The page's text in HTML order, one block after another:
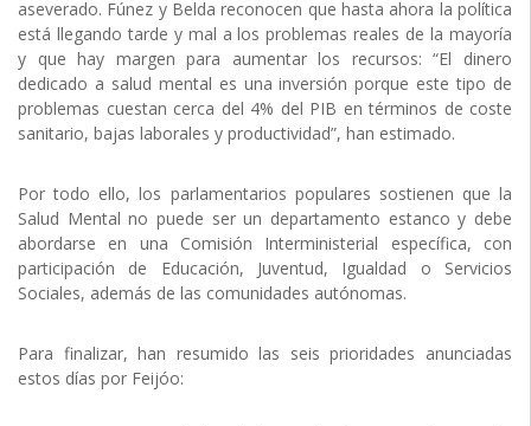
aseverado. Fúnez y Belda reconocen que hasta ahora la política
está llegando tarde y mal a los problemas reales de la mayoría
y que hay margen para aumentar los recursos: “El dinero
dedicado a salud mental es una inversión porque este tipo de
problemas cuestan cerca del 4% del PIB en términos de coste
sanitario, bajas laborales y productividad”, han estimado.
Por todo ello, los parlamentarios populares sostienen que la
Salud Mental no puede ser un departamento estanco y debe
abordarse en una Comisión Interministerial específica, con
participación de Educación, Juventud, Igualdad o Servicios
Sociales, además de las comunidades autónomas.
Para finalizar, han resumido las seis prioridades anunciadas
estos días por Feijóo: